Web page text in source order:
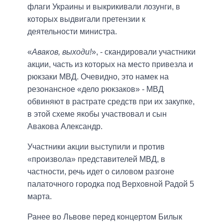
флаги Украины и выкрикивали лозунги, в
которых выдвигали претензии к
деятельности министра.
«Аваков, выходи!», - скандировали участники
акции, часть из которых на место привезла и
рюкзаки МВД. Очевидно, это намек на
резонансное «дело рюкзаков» - МВД
обвиняют в растрате средств при их закупке,
в этой схеме якобы участвовал и сын
Авакова Александр.
Участники акции выступили и против
«произвола» представителей МВД, в
частности, речь идет о силовом разгоне
палаточного городка под Верховной Радой 5
марта.
Ранее во Львове перед концертом Билык